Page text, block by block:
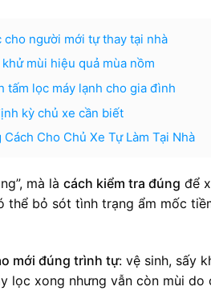
người mới tự thay tại nhà
mùi hiệu quả mùa nồm
tấm lọc máy lạnh cho gia đình
kỳ chủ xe cần biết
Cho Chủ Xe Tự Làm Tại Nhà
mà là cách kiểm tra đúng để
thể bỏ sót tình trạng ẩm mốc
mới đúng trình tự: vệ sinh, sấy
lọc xong nhưng vẫn còn mùi do